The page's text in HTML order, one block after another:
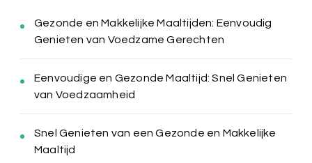
Gezonde en Makkelijke Maaltijden: Eenvoudig
Genieten van Voedzame Gerechten
Eenvoudige en Gezonde Maaltijd: Snel Genieten
van Voedzaamheid
Snel Genieten van een Gezonde en Makkelijke
Maaltijd